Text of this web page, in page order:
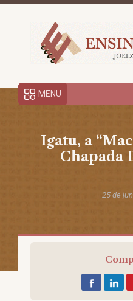
MENU
Igatu, a
Chapada
25 de